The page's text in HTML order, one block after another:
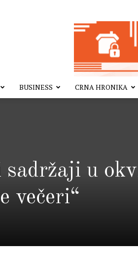
BUSINESS CRNA HRONIKA
u
večeri“